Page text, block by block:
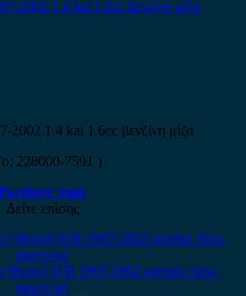
2002 1.4 kai 1.6cc βενζίνη μίζα
228000-7591 )
Ρωτήστε τιμή
Δείτε επίσης
H/B 1997-2002 φανάρι πίσω
αριστερό